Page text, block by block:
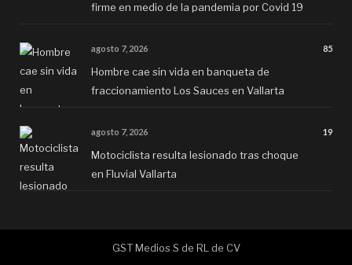
firme en medio de la pandemia por Covid 19
agosto 7, 2026 85
Hombre cae sin vida en banqueta de
fraccionamiento Los Sauces en Vallarta
agosto 7, 2026 19
Motociclista resulta lesionado tras choque
en Fluvial Vallarta
GST Medios S de RL de CV